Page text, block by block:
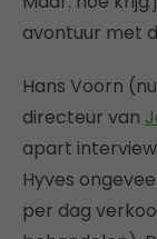
avontuur met
Hans Voorn
directeur van
apart
Hyves
per dag